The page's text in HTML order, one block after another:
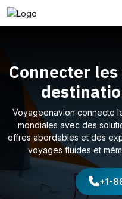
Connecter
Voyageenavion connecte
mondiales avec des
offres abordables et des
voyages fluides et
+1-